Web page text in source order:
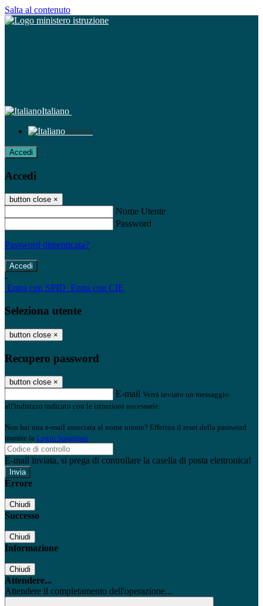
Salta al contenuto
Italiano
Italiano
Accedi
Accedi
button close ×
Nome Utente
Password
Password dimenticata?
-
Entra con SPID Entra con CIE
Seleziona utente
button close ×
Recupero password
button close ×
E-mail Verrà inviato un messaggio
all'indirizzo indicato con le istruzioni necessarie.
Non hai una e-mail associata al nome utente? Effettua il reset della password
tramite la Login Spaggiari
E-mail inviata, si prega di controllare la casella di posta elettronica!
Errore
Chiudi
Successo
Chiudi
Informazione
Chiudi
Attendere...
Attendere il completamento dell'operazione...